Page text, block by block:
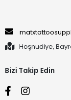
Hoşnudiye,
Bizi Takip Edin